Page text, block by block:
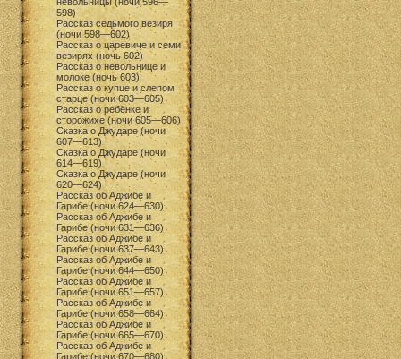
598)
Рассказ седьмого везиря
(ночи 598—602)
Рассказ о царевиче и семи
везирях (ночь 602)
Рассказ о невольнице и
молоке (ночь 603)
Рассказ о купце и слепом
старце (ночи 603—605)
Рассказ о ребёнке и
сторожихе (ночи 605—606)
Сказка о Джударе (ночи
607—613)
Сказка о Джударе (ночи
614—619)
Сказка о Джударе (ночи
620—624)
Рассказ об Аджибе и
Гарибе (ночи 624—630)
Рассказ об Аджибе и
Гарибе (ночи 631—636)
Рассказ об Аджибе и
Гарибе (ночи 637—643)
Рассказ об Аджибе и
Гарибе (ночи 644—650)
Рассказ об Аджибе и
Гарибе (ночи 651—657)
Рассказ об Аджибе и
Гарибе (ночи 658—664)
Рассказ об Аджибе и
Гарибе (ночи 665—670)
Рассказ об Аджибе и
Гарибе (ночи 670—680)